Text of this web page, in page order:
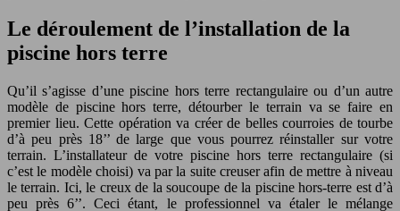
Le déroulement de l’installation de la
piscine hors terre
Qu’il s’agisse d’une piscine hors terre rectangulaire ou d’un autre
modèle de piscine hors terre, détourber le terrain va se faire en
premier lieu. Cette opération va créer de belles courroies de tourbe
d’à peu près 18’’ de large que vous pourrez réinstaller sur votre
terrain. L’installateur de votre piscine hors terre rectangulaire (si
c’est le modèle choisi) va par la suite creuser afin de mettre à niveau
le terrain. Ici, le creux de la soucoupe de la piscine hors-terre est d’à
peu près 6’’. Ceci étant, le professionnel va étaler le mélange